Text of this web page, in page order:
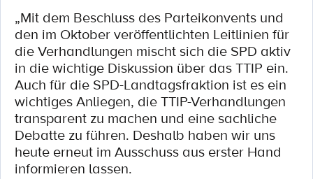
„Mit dem Beschluss des Parteikonvents und
den im Oktober veröffentlichten Leitlinien für
die Verhandlungen mischt sich die SPD aktiv
in die wichtige Diskussion über das TTIP ein.
Auch für die SPD-Landtagsfraktion ist es ein
wichtiges Anliegen, die TTIP-Verhandlungen
transparent zu machen und eine sachliche
Debatte zu führen. Deshalb haben wir uns
heute erneut im Ausschuss aus erster Hand
informieren lassen.